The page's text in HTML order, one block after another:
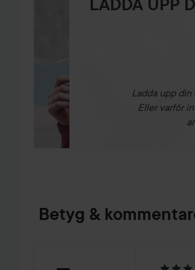
LADDA UPP
Ladda upp
Eller varför
Betyg &